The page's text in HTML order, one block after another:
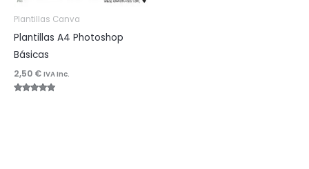
Plantillas Canva
Plantillas A4 Photoshop
Básicas
2,50 € IVA Inc.